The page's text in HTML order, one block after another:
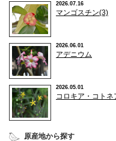
2026.07.16
マンゴスチン(3)
2026.06.01
アデニウム
2026.05.01
コロキア・コトネ
原産地から探す